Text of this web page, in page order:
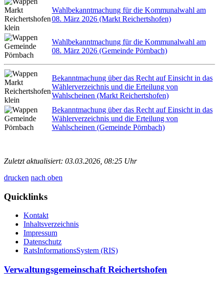
Wahlbekanntmachung für die Kommunalwahl am
08. März 2026 (Markt Reichertshofen)
Wahlbekanntmachung für die Kommunalwahl am
08. März 2026 (Gemeinde Pörnbach)
Bekanntmachung über das Recht auf Einsicht in das
Wählerverzeichnis und die Erteilung von
Wahlscheinen (Markt Reichertshofen)
Bekanntmachung über das Recht auf Einsicht in das
Wählerverzeichnis und die Erteilung von
Wahlscheinen (Gemeinde Pörnbach)
Zuletzt aktualisiert: 03.03.2026, 08:25 Uhr
drucken nach oben
Quicklinks
Kontakt
Inhaltsverzeichnis
Impressum
Datenschutz
RatsInformationsSystem (RIS)
Verwaltungsgemeinschaft Reichertshofen